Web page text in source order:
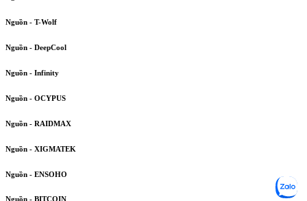
Nguồn - T-Wolf
Nguồn - DeepCool
Nguồn - Infinity
Nguồn - OCYPUS
Nguồn - RAIDMAX
Nguồn - XIGMATEK
Nguồn - ENSOHO
Nguồn - BITCOIN